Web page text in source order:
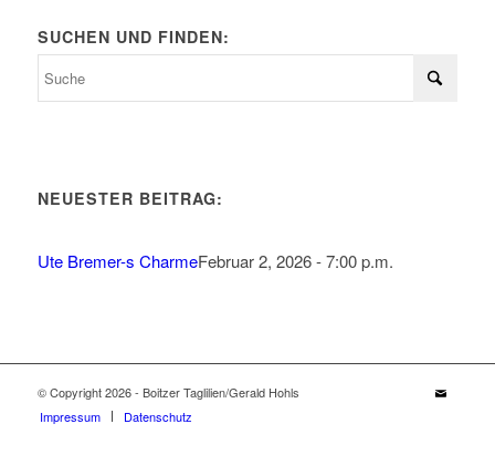
SUCHEN UND FINDEN:
NEUESTER BEITRAG:
Ute Bremer-s CharmeFebruar 2, 2026 - 7:00 p.m.
© Copyright 2026 - Boitzer Taglilien/Gerald Hohls
Impressum
Datenschutz